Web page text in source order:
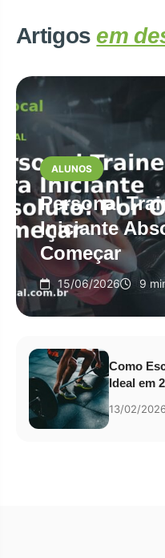
Artigos em
ALUNOS
Personal
Iniciante
Começar
15/06/2026 9
Como
Ideal em
13/02/